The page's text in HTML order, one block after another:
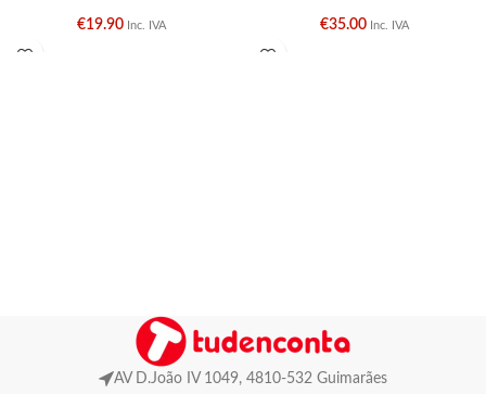
€19.90 Inc. IVA €35.00 Inc. IVA
AV D.João IV 1049, 4810-532 Guimarães